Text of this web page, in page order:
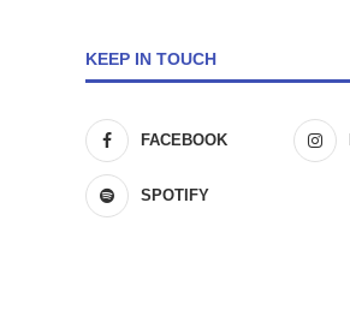
KEEP IN TOUCH
FACEBOOK
SPOTIFY